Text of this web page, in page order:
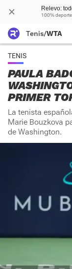
Relevo:
100%
Tenis/WTA
TENIS
PAULA
PRIMER
La tenista
Marie Bouzkova
de Washington.